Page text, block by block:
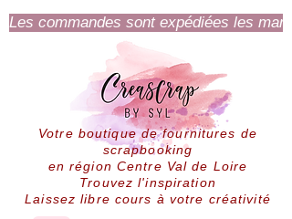
Les commandes sont expédiées les
Votre boutique de fournitures de
scrapbooking
en région Centre Val de Loire
Trouvez l'inspiration
Laissez libre cours à votre créativité